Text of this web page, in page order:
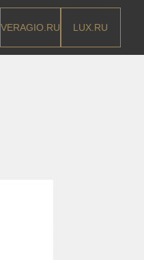
VERAGIO.RU LUX.RU